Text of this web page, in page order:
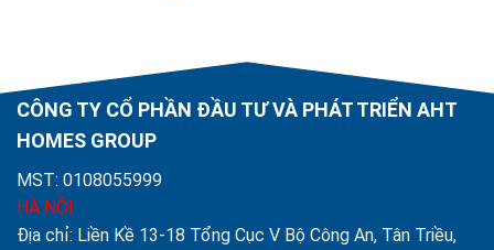
CÔNG TY CỔ PHẦN ĐẦU TƯ VÀ PHÁT TRIỂN AHT
HOMES GROUP
MST: 0108055999
HÀ NỘI
Địa chỉ: Liền Kề 13-18 Tổng Cục V Bộ Công An, Tân Triều,